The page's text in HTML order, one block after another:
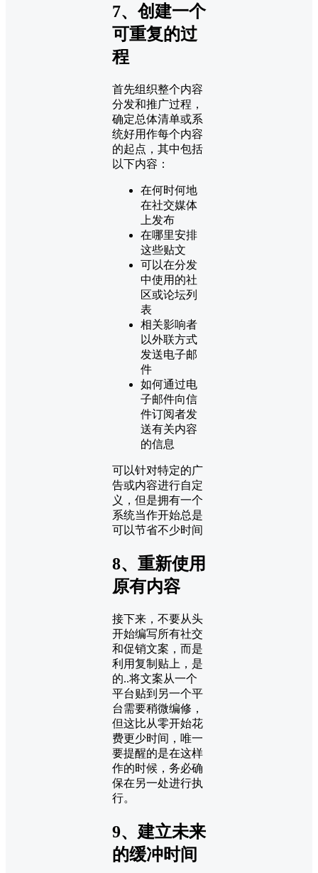
7、创建一个
可重复的过
程
首先组织整个内容
分发和推广过程，
确定总体清单或系
统好用作每个内容
的起点，其中包括
以下内容：
在何时何地
在社交媒体
上发布
在哪里安排
这些贴文
可以在分发
中使用的社
区或论坛列
表
相关影响者
以外联方式
发送电子邮
件
如何通过电
子邮件向信
件订阅者发
送有关内容
的信息
可以针对特定的广
告或内容进行自定
义，但是拥有一个
系统当作开始总是
可以节省不少时间
8、重新使用
原有内容
接下来，不要从头
开始编写所有社交
和促销文案，而是
利用复制贴上，是
的..将文案从一个
平台贴到另一个平
台需要稍微编修，
但这比从零开始花
费更少时间，唯一
要提醒的是在这样
作的时候，务必确
保在另一处进行执
行。
9、建立未来
的缓冲时间